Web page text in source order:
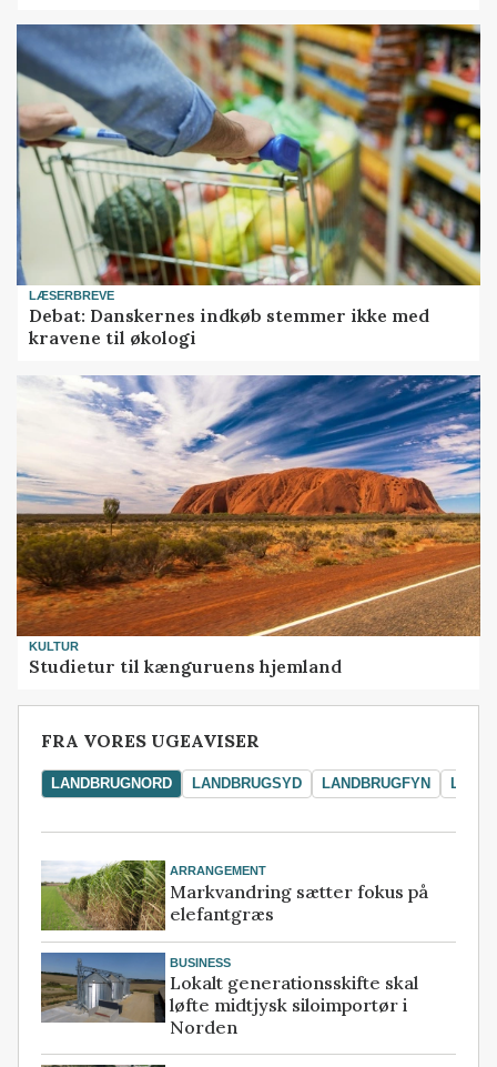
LÆSERBREVE
Debat: Danskernes indkøb stemmer ikke med
kravene til økologi
KULTUR
Studietur til kænguruens hjemland
FRA VORES UGEAVISER
LANDBRUGNORD LANDBRUGSYD LANDBRUGFYN
ARRANGEMENT
Markvandring sætter fokus på
elefantgræs
BUSINESS
Lokalt generationsskifte skal
løfte midtjysk siloimportør i
Norden